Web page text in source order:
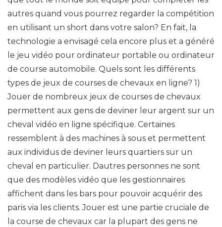
autres quand vous pourrez regarder la compétition
en utilisant un short dans votre salon? En fait, la
technologie a envisagé cela encore plus et a généré
le jeu vidéo pour ordinateur portable ou ordinateur
de course automobile. Quels sont les différents
types de jeux de courses de chevaux en ligne? 1)
Jouer de nombreux jeux de courses de chevaux
permettent aux gens de deviner leur argent sur un
cheval vidéo en ligne spécifique. Certaines
ressemblent à des machines à sous et permettent
aux individus de deviner leurs quartiers sur un
cheval en particulier. Dautres personnes ne sont
que des modèles vidéo que les gestionnaires
affichent dans les bars pour pouvoir acquérir des
paris via les clients. Jouer est une partie cruciale de
la course de chevaux car la plupart des gens ne